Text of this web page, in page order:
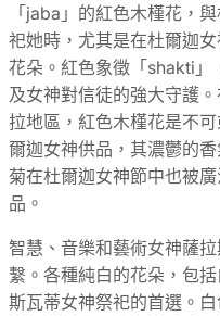
「jaba」的紅色木槿花，
祀她時，尤其是在杜爾迦
花朵。紅色象徵「shakti」
及女神對信徒的強大守護
拉地區，紅色木槿花是不
爾迦女神供品，其濃鬱的
菊在杜爾迦女神節中也被
品。
智慧、音樂和藝術女神薩
繫。各種純白的花朵，包
斯瓦蒂女神祭祀的首選。